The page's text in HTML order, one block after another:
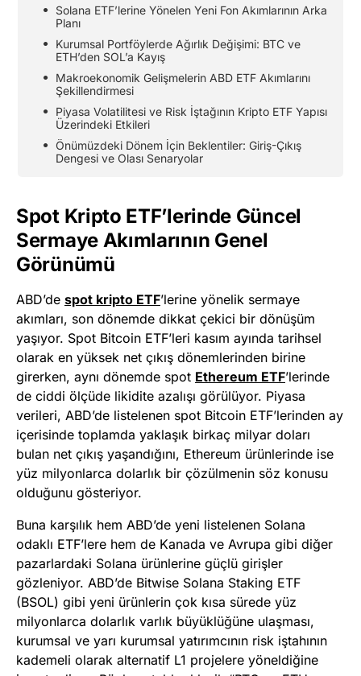
Solana ETF’lerine Yönelen Yeni Fon Akımlarının Arka
Planı
Kurumsal Portföylerde Ağırlık Değişimi: BTC ve
ETH’den SOL’a Kayış
Makroekonomik Gelişmelerin ABD ETF Akımlarını
Şekillendirmesi
Piyasa Volatilitesi ve Risk İştağının Kripto ETF Yapısı
Üzerindeki Etkileri
Önümüzdeki Dönem İçin Beklentiler: Giriş-Çıkış
Dengesi ve Olası Senaryolar
Spot Kripto ETF’lerinde Güncel
Sermaye Akımlarının Genel
Görünümü
ABD’de spot kripto ETF’lerine yönelik sermaye
akımları, son dönemde dikkat çekici bir dönüşüm
yaşıyor. Spot Bitcoin ETF’leri kasım ayında tarihsel
olarak en yüksek net çıkış dönemlerinden birine
girerken, aynı dönemde spot Ethereum ETF’lerinde
de ciddi ölçüde likidite azalışı görülüyor. Piyasa
verileri, ABD’de listelenen spot Bitcoin ETF’lerinden ay
içerisinde toplamda yaklaşık birkaç milyar doları
bulan net çıkış yaşandığını, Ethereum ürünlerinde ise
yüz milyonlarca dolarlık bir çözülmenin söz konusu
olduğunu gösteriyor.
Buna karşılık hem ABD’de yeni listelenen Solana
odaklı ETF’lere hem de Kanada ve Avrupa gibi diğer
pazarlardaki Solana ürünlerine güçlü girişler
gözleniyor. ABD’de Bitwise Solana Staking ETF
(BSOL) gibi yeni ürünlerin çok kısa sürede yüz
milyonlarca dolarlık varlık büyüklüğüne ulaşması,
kurumsal ve yarı kurumsal yatırımcının risk iştahının
kademeli olarak alternatif L1 projelere yöneldiğine